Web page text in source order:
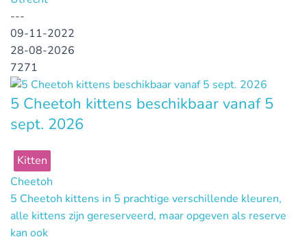
---
09-11-2022
28-08-2026
7271
5 Cheetoh kittens beschikbaar vanaf 5
sept. 2026
Kitten
Cheetoh
5 Cheetoh kittens in 5 prachtige verschillende kleuren,
alle kittens zijn gereserveerd, maar opgeven als reserve
kan ook